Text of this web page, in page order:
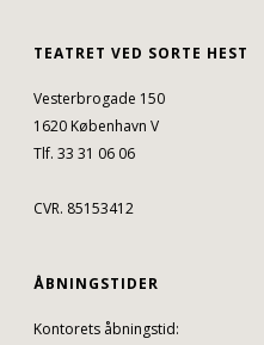
TEATRET VED SORTE HEST
Vesterbrogade 150
1620 København V
Tlf. 33 31 06 06
CVR. 85153412
ÅBNINGSTIDER
Kontorets åbningstid: